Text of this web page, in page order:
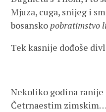
Mjuza, cuga, snijeg i
bosansko pobratimstvo
Tek kasnije dođoše
Nekoliko godina ranije
Četrnaestim